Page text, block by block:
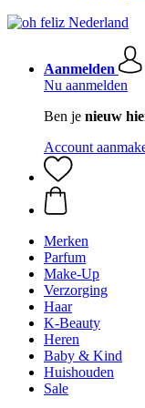
Aanmelden
Nu aanmelden
Ben je nieuw
Account
Merken
Parfum
Make-Up
Verzorging
Haar
K-Beauty
Heren
Baby & Kind
Huishouden
Sale